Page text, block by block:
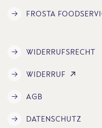
FROSTA
WIDERRUFSRECHT
WIDERRUF
AGB
DATENSCHUTZ